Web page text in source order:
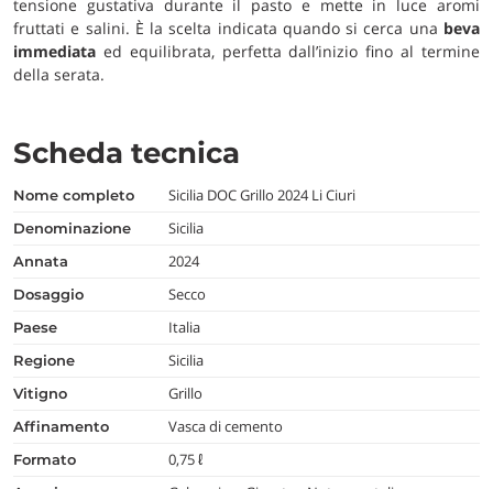
tensione gustativa durante il pasto e mette in luce aromi
fruttati e salini. È la scelta indicata quando si cerca una beva
immediata ed equilibrata, perfetta dall’inizio fino al termine
della serata.
Scheda tecnica
nome completo Sicilia DOC Grillo 2024 Li Ciuri
denominazione Sicilia
annata 2024
dosaggio Secco
paese Italia
regione Sicilia
vitigno Grillo
affinamento Vasca di cemento
formato 0,75 ℓ